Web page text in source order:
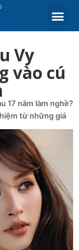
Vy
vào cú
17 năm làm nghề?
từ những giá